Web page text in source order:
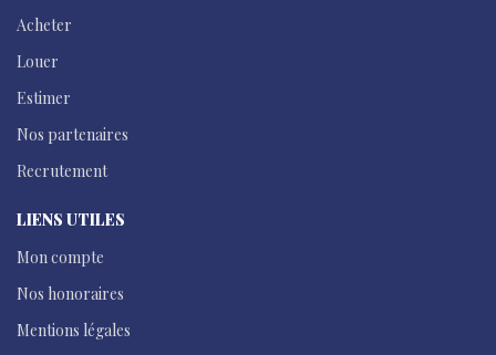
Acheter
Louer
Estimer
Nos partenaires
Recrutement
LIENS UTILES
Mon compte
Nos honoraires
Mentions légales